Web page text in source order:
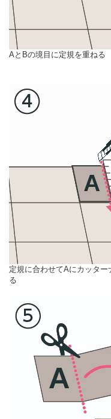
AとBの境目に定規を重ねる
定規に合わせてAにカッタ
る